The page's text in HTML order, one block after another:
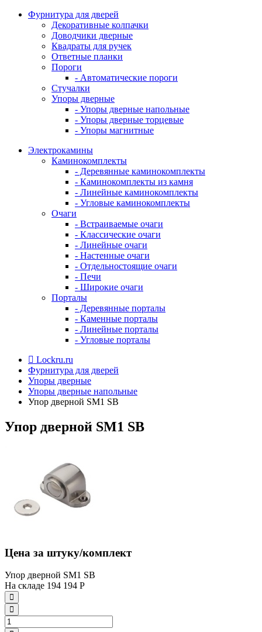
Фурнитура для дверей
Декоративные колпачки
Доводчики дверные
Квадраты для ручек
Ответные планки
Пороги
- Автоматические пороги
Стучалки
Упоры дверные
- Упоры дверные напольные
- Упоры дверные торцевые
- Упоры магнитные
Электрокамины
Каминокомплекты
- Деревянные каминокомплекты
- Каминокомплекты из камня
- Линейные каминокомплекты
- Угловые каминокомплекты
Очаги
- Встраиваемые очаги
- Классические очаги
- Линейные очаги
- Настенные очаги
- Отдельностоящие очаги
- Печи
- Широкие очаги
Порталы
- Деревянные порталы
- Каменные порталы
- Линейные порталы
- Угловые порталы
Lockru.ru
Фурнитура для дверей
Упоры дверные
Упоры дверные напольные
Упор дверной SM1 SB
Упор дверной SM1 SB
Цена за штуку/комплект
Упор дверной SM1 SB
На складе 194 194 Р